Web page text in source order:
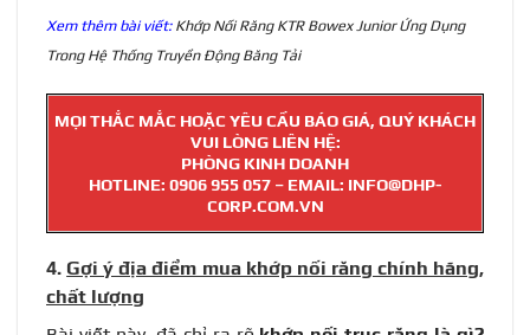
Xem thêm bài viết: Khớp Nối Răng KTR Bowex Junior Ứng Dụng
Trong Hệ Thống Truyền Động Băng Tải
MỌI THẮC MẮC HOẶC YÊU CẦU BÁO GIÁ, QUÝ KHÁCH
VUI LÒNG LIÊN HỆ:
PHÒNG KINH DOANH
HOTLINE: 0906 955 057– EMAIL: INFO@DHP-
CORP.COM.VN
4. Gợi ý địa điểm mua khớp nối răng chính hãng,
chất lượng